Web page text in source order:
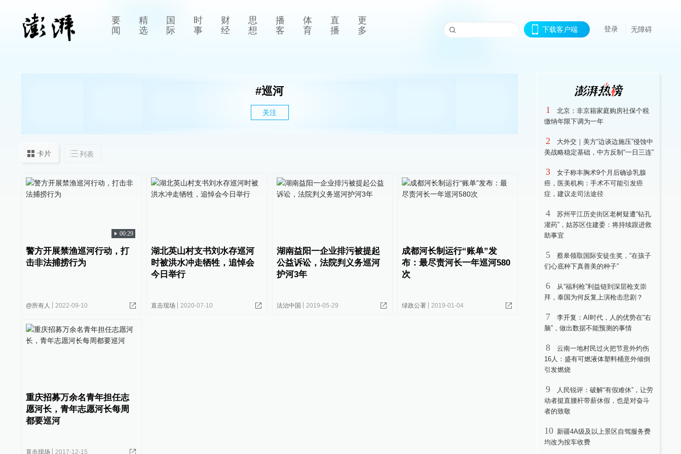
要
闻
精
选
国
际
时
事
财
经
思
想
播
客
体
育
直
播
更
多
下载客户端 登录 无障碍
#巡河
关注
卡片 列表
00:29
警方开展禁渔巡河行动，打
击非法捕捞行为
@所有人 2022-09-10
湖北英山村支书刘水存巡河
时被洪水冲走牺牲，追悼会
今日举行
直击现场 2020-07-10
湖南益阳一企业排污被提起
公益诉讼，法院判义务巡河
护河3年
法治中国 2019-05-29
成都河长制运行“账单”发
布：最尽责河长一年巡河580
次
绿政公署 2019-01-04
重庆招募万余名青年担任志
愿河长，青年志愿河长每周
都要巡河
直击现场 2017-12-15
1
北京：非京籍家庭购房社保个税
缴纳年限下调为一年
2
大外交｜美方“边谈边施压”侵蚀中
美战略稳定基础，中方反制“一日三连”
3
女子称丰胸术9个月后确诊乳腺
癌，医美机构：手术不可能引发癌
症，建议走司法途径
4
苏州平江历史街区老树疑遭“钻孔
灌药”，姑苏区住建委：将持续跟进救
助事宜
5
蔡皋领取国际安徒生奖，“在孩子
们心底种下真善美的种子”
6
从“福利枪”利益链到深层枪支崇
拜，泰国为何反复上演枪击悲剧？
7
李开复：AI时代，人的优势在“右
脑”，做出数据不能预测的事情
8
云南一地村民过火把节意外灼伤
16人：盛有可燃液体塑料桶意外倾倒
引发燃烧
9
人民锐评：破解“有假难休”，让劳
动者挺直腰杆带薪休假，也是对奋斗
者的致敬
10 新疆4A级及以上景区自驾服务费
均改为按车收费